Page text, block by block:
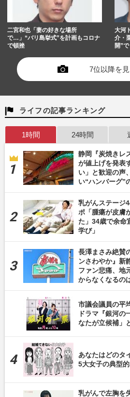
二宮和也「妻の好きな場所
で…」“バリ島挙式”を計画もコロナ
で頓挫
大河
介・
開”
7位以降を
ライフの記事ランキング
1時間 24時間
静岡『炭焼きレ
が値上げを発表
い」と歓迎の声
い“ハンバーグ”
乳がんステージ
ポ「腫瘍が皮膚
た」34歳で余命
学び」
長澤まさみ絶賛
ンさわやか』新
ファン悲痛、地
からなくなるの
市議会議員の平
ドラマ『銀河の
なたが立候補」
あなたはどのタ
5大女子の典型
乳がんで左胸を